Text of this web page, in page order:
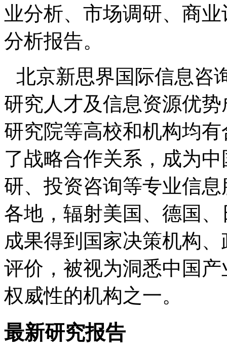
业分析、市场调研、商
分析报告。
北京新思界国际信息咨
研究人才及信息资源优
研究院等高校和机构均
了战略合作关系，成为
研、投资咨询等专业信
各地，辐射美国、德国
成果得到国家决策机构
评价，被视为洞悉中国
权威性的机构之一。
最新研究报告